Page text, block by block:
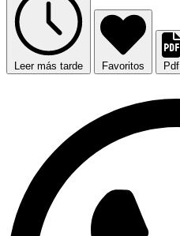
Leer más tarde Favoritos Pdf